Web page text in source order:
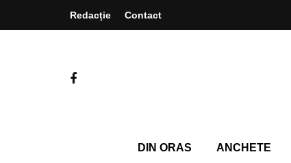
Redacție Contact
DIN ORAS ANCHETE